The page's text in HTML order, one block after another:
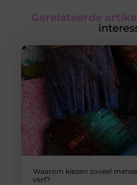
Gerelateerde
Waarom kiezen zoveel
verf?